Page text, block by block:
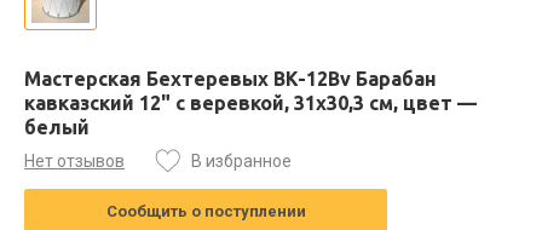
Мастерская Бехтеревых BK-12Bv Барабан
кавказский 12" с веревкой, 31х30,3 см, цвет —
белый
Нет отзывов В избранное
Сообщить о поступлении